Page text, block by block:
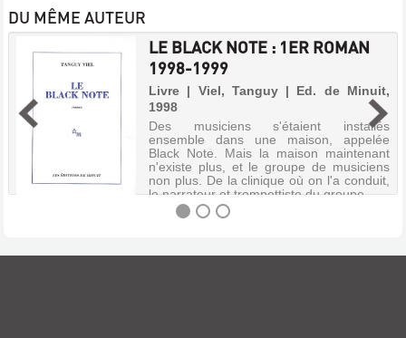
DU MÊME AUTEUR
LE BLACK NOTE : 1ER ROMAN
1998-1999
Livre | Viel, Tanguy | Ed. de Minuit,
1998
Des musiciens s'étaient installés
ensemble dans une maison, appelée
Black Note. Mais la maison maintenant
n'existe plus, et le groupe de musiciens
non plus. De la clinique où on l'a conduit,
le narrateur et trompettiste du groupe ...